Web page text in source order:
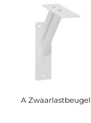
A Zwaarlastbeugel